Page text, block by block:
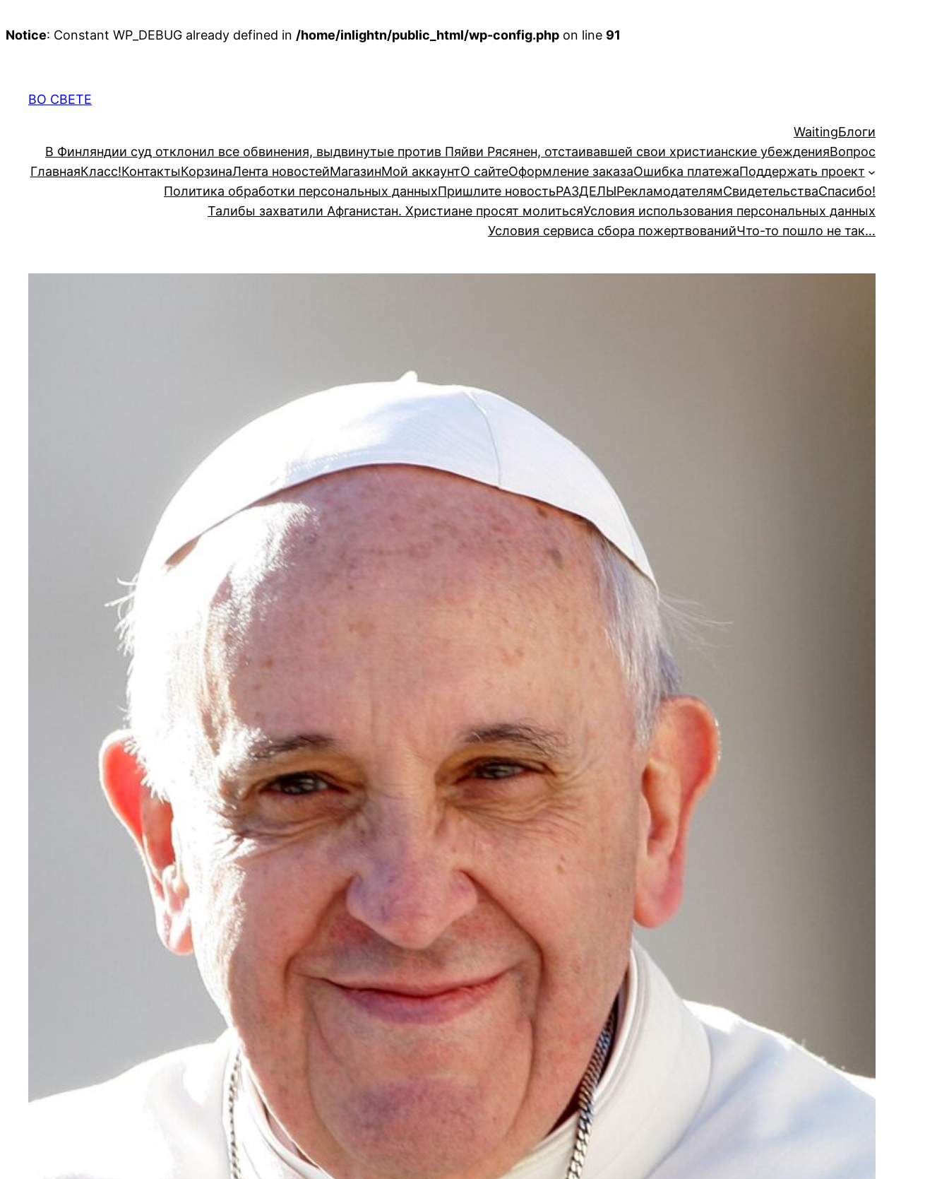
Notice: Constant WP_DEBUG already defined in /home/inlightn/public_html/wp-config.php on line 91
содержимому
ВО СВЕТЕ
WaitingБлоги
В Финляндии суд отклонил все обвинения, выдвинутые против Пяйви Рясянен, отстаивавшей свои христианские убежденияВопрос
ГлавнаяКласс!КонтактыКорзинаЛента новостейМагазинМой аккаунтО сайтеОформление заказаОшибка платежаПоддержать проект
Политика обработки персональных данныхПришлите новостьРАЗДЕЛЫРекламодателямСвидетельстваСпасибо!
Талибы захватили Афганистан. Христиане просят молитьсяУсловия использования персональных данных
Условия сервиса сбора пожертвованийЧто-то пошло не так…